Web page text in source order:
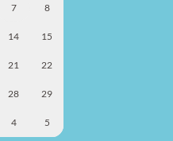
7 8
14 15
21 22
28 29
4 5